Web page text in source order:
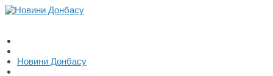
Новини Донбасу